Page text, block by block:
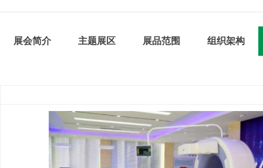
展会简介 主题展区 展品范围 组织架构